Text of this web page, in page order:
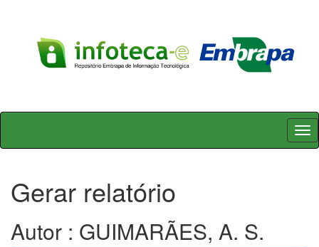
Skip
Gerar relatório
Autor : GUIMARÃES, A. S.